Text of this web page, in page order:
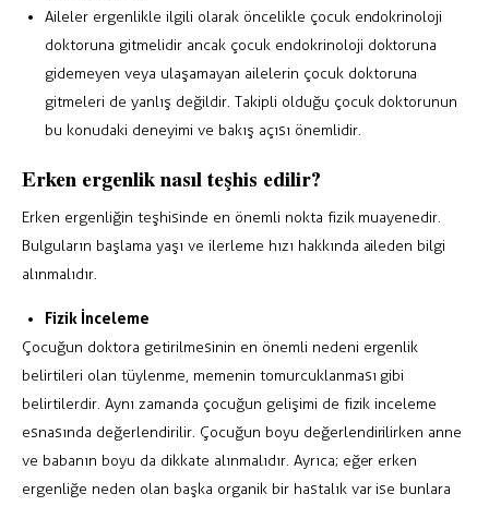
Aileler ergenlikle ilgili olarak öncelikle çocuk endokrinoloji
doktoruna gitmelidir ancak çocuk endokrinoloji doktoruna
gidemeyen veya ulaşamayan ailelerin çocuk doktoruna
gitmeleri de yanlış değildir. Takipli olduğu çocuk doktorunun
bu konudaki deneyimi ve bakış açısı önemlidir.
Erken ergenlik nasıl teşhis edilir?
Erken ergenliğin teşhisinde en önemli nokta fizik muayenedir.
Bulguların başlama yaşı ve ilerleme hızı hakkında aileden bilgi
alınmalıdır.
Fizik İnceleme
Çocuğun doktora getirilmesinin en önemli nedeni ergenlik
belirtileri olan tüylenme, memenin tomurcuklanması gibi
belirtilerdir. Aynı zamanda çocuğun gelişimi de fizik inceleme
esnasında değerlendirilir. Çocuğun boyu değerlendirilirken anne
ve babanın boyu da dikkate alınmalıdır. Ayrıca; eğer erken
ergenliğe neden olan başka organik bir hastalık var ise bunlara